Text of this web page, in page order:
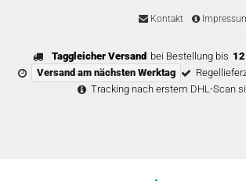
Kontakt
Taggleicher Versand bei Bestellung bis
Versand am nächsten Werktag
Tracking nach erstem DHL-Scan